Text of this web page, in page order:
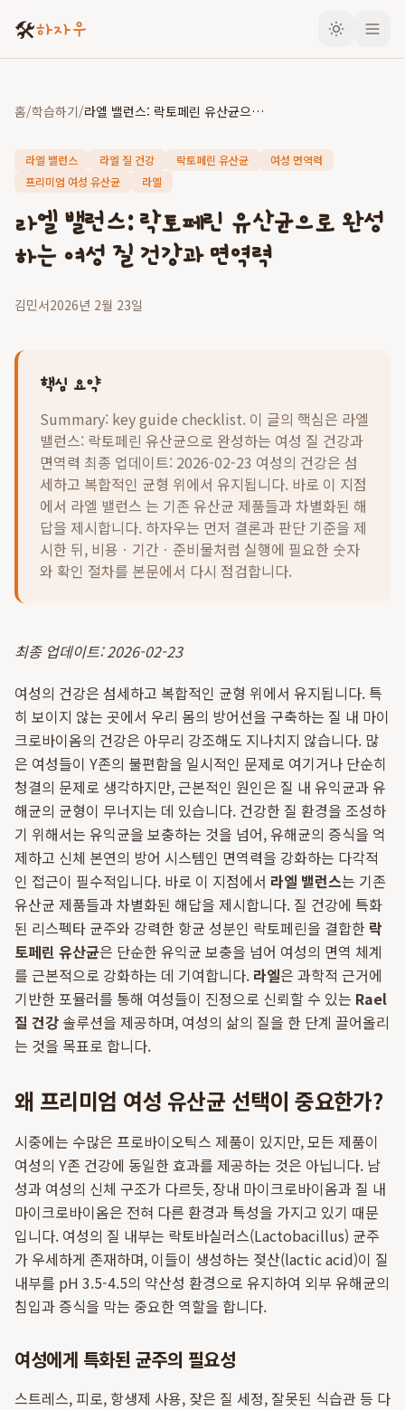
🛠️하자우
홈/학습하기/ 라엘 밸런스: 락토페린 유산균으로 완성하는 여성 질 건강과 면역력
라엘 밸런스 라엘 질 건강 락토페린 유산균
여성 면역력
프리미엄 여성 유산균
라엘
라엘 밸런스: 락토페린 유산균으로 완성
하는 여성 질 건강과 면역력
김민서2026년 2월 23일
핵심 요약
Summary: key guide checklist. 이 글의 핵심은 라엘
밸런스: 락토페린 유산균으로 완성하는 여성 질 건강과
면역력 최종 업데이트: 2026-02-23 여성의 건강은 섬
세하고 복합적인 균형 위에서 유지됩니다. 바로 이 지점
에서 라엘 밸런스 는 기존 유산균 제품들과 차별화된 해
답을 제시합니다. 하자우는 먼저 결론과 판단 기준을 제
시한 뒤, 비용ㆍ기간ㆍ준비물처럼 실행에 필요한 숫자
와 확인 절차를 본문에서 다시 점검합니다.
최종 업데이트: 2026-02-23
여성의 건강은 섬세하고 복합적인 균형 위에서 유지됩니다. 특
히 보이지 않는 곳에서 우리 몸의 방어선을 구축하는 질 내 마이
크로바이옴의 건강은 아무리 강조해도 지나치지 않습니다. 많
은 여성들이 Y존의 불편함을 일시적인 문제로 여기거나 단순히
청결의 문제로 생각하지만, 근본적인 원인은 질 내 유익균과 유
해균의 균형이 무너지는 데 있습니다. 건강한 질 환경을 조성하
기 위해서는 유익균을 보충하는 것을 넘어, 유해균의 증식을 억
제하고 신체 본연의 방어 시스템인 면역력을 강화하는 다각적
인 접근이 필수적입니다. 바로 이 지점에서 라엘 밸런스는 기존
유산균 제품들과 차별화된 해답을 제시합니다. 질 건강에 특화
된 리스펙타 균주와 강력한 항균 성분인 락토페린을 결합한 락
토페린 유산균은 단순한 유익균 보충을 넘어 여성의 면역 체계
를 근본적으로 강화하는 데 기여합니다. 라엘은 과학적 근거에
기반한 포뮬러를 통해 여성들이 진정으로 신뢰할 수 있는 Rael
질 건강 솔루션을 제공하며, 여성의 삶의 질을 한 단계 끌어올리
는 것을 목표로 합니다.
왜 프리미엄 여성 유산균 선택이 중요한가?
시중에는 수많은 프로바이오틱스 제품이 있지만, 모든 제품이
여성의 Y존 건강에 동일한 효과를 제공하는 것은 아닙니다. 남
성과 여성의 신체 구조가 다르듯, 장내 마이크로바이옴과 질 내
마이크로바이옴은 전혀 다른 환경과 특성을 가지고 있기 때문
입니다. 여성의 질 내부는 락토바실러스(Lactobacillus) 균주
가 우세하게 존재하며, 이들이 생성하는 젖산(lactic acid)이 질
내부를 pH 3.5-4.5의 약산성 환경으로 유지하여 외부 유해균의
침입과 증식을 막는 중요한 역할을 합니다.
여성에게 특화된 균주의 필요성
스트레스, 피로, 항생제 사용, 잦은 질 세정, 잘못된 식습관 등 다